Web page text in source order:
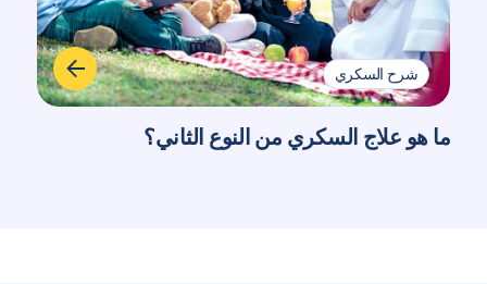
شرح السكري
ما هو علاج السكري من النوع الثاني؟